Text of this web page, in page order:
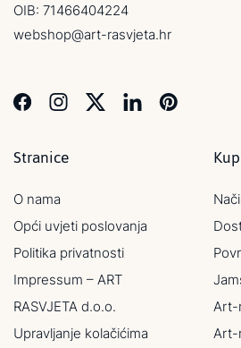
OIB: 71466404224
webshop@art-rasvjeta.hr
Stranice
O nama
Opći uvjeti poslovanja
Politika privatnosti
Impressum – ART
RASVJETA d.o.o.
Upravljanje kolačićima
Art-
Art-